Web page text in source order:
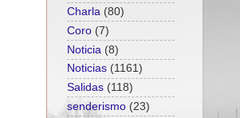
Charla (80)
Coro (7)
Noticia (8)
Noticias (1161)
Salidas (118)
senderismo (23)